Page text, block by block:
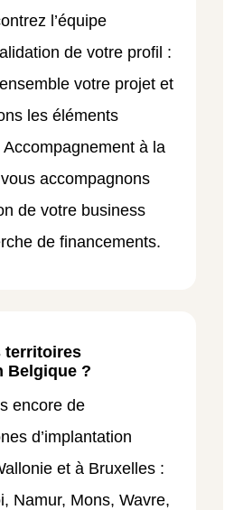
l’équipe
de votre profil :
votre projet et
les éléments
à la
accompagnons
de votre business
de financements.
territoires
Belgique ?
encore de
d’implantation
et à Bruxelles :
Namur, Mons, Wavre,